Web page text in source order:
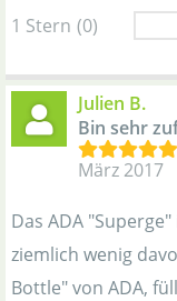
1 Stern (0)
Julien B.
Bin sehr
März 2017
Das ADA
ziemlich wenig
Bottle" von ADA,